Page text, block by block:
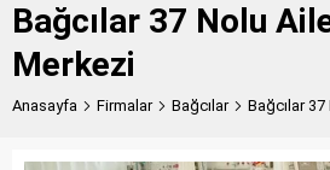
Bağcılar 37 Nolu
Merkezi
Anasayfa Firmalar Bağcılar Bağcılar